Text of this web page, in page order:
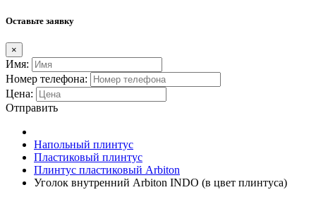
Оставьте заявку
×
Имя:
Номер телефона:
Цена:
Отправить
Напольный плинтус
Пластиковый плинтус
Плинтус пластиковый Arbiton
Уголок внутренний Arbiton INDO (в цвет плинтуса)